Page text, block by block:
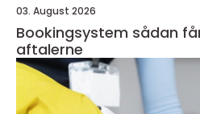
03. August 2026
Bookingsystem sådan får du styr på
aftalerne